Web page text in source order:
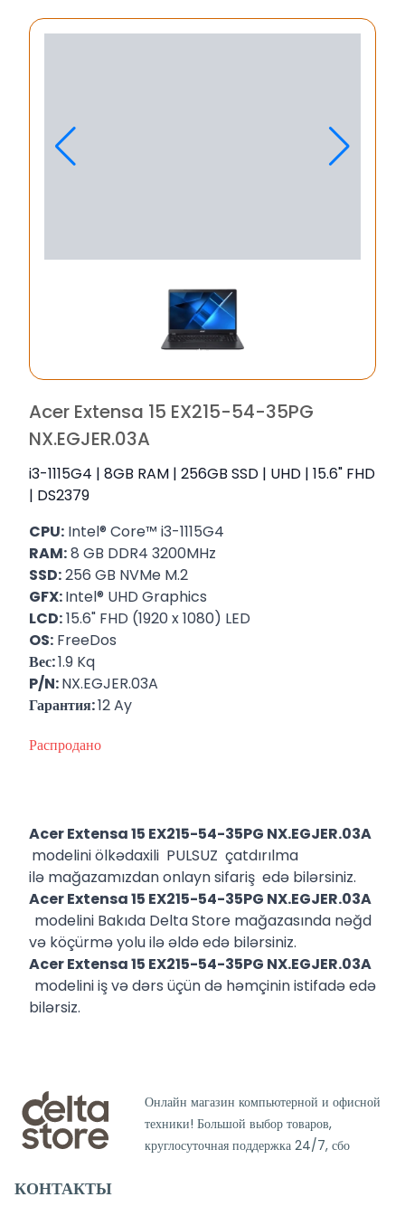
Acer Extensa 15 EX215-54-35PG
NX.EGJER.03A
i3-1115G4 | 8GB RAM | 256GB SSD | UHD | 15.6" FHD
| DS2379
CPU: Intel® Core™ i3-1115G4
RAM:8 GB DDR4 3200MHz
SSD:256 GB NVMe M.2
GFX:Intel® UHD Graphics
LCD:15.6" FHD (1920 x 1080) LED
OS: FreeDos
Вес:1.9 Kq
P/N:NX.EGJER.03A
Гарантия:12 Ay
Распродано
Acer Extensa 15 EX215-54-35PG NX.EGJER.03A
modelini ölkədaxili PULSUZ çatdırılma
ilə mağazamızdan onlayn sifariş edə bilərsiniz.
Acer Extensa 15 EX215-54-35PG NX.EGJER.03A
modelini Bakıda Delta Store mağazasında nəğd
və köçürmə yolu ilə əldə edə bilərsiniz.
Acer Extensa 15 EX215-54-35PG NX.EGJER.03A
modelini iş və dərs üçün də həmçinin istifadə edə
bilərsiz.
Онлайн магазин компьютерной и офисной
техники! Большой выбор товаров,
круглосуточная поддержка 24/7, сбо
КОНТАКТЫ